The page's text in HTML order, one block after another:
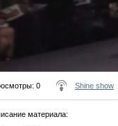
: 0 Shine show
материала: